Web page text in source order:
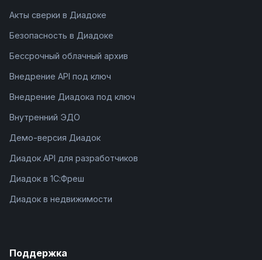
Акты сверки в Диадоке
Безопасность в Диадоке
Бессрочный облачный архив
Внедрение API под ключ
Внедрение Диадока под ключ
Внутренний ЭДО
Демо-версия Диадок
Диадок API для разработчиков
Диадок в 1С:Фреш
Диадок в недвижимости
Поддержка